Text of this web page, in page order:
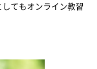
てもオンライン教習